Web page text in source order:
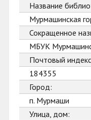
Название
Мурмашинская
Сокращенное
МБУК
Почтовый
184355
Город:
п. Мурмаши
Улица, дом: